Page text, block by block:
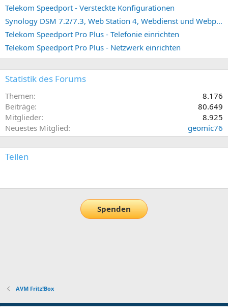
Telekom Speedport - Versteckte Konfigurationen
Synology DSM 7.2/7.3, Web Station 4, Webdienst und Webportal erstellen (ehemals vHost)
Telekom Speedport Pro Plus - Telefonie einrichten
Telekom Speedport Pro Plus - Netzwerk einrichten
Statistik des Forums
Themen
8.176
Beiträge
80.649
Mitglieder
8.925
Neuestes Mitglied
geomic76
Teilen
Spenden
AVM Fritz!Box